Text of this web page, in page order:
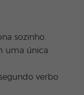
sozinho.
uma única
verbo